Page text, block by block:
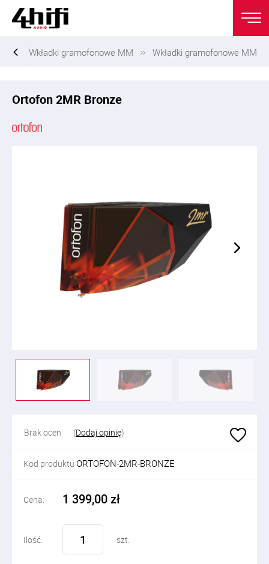
Wkładki gramofonowe MM Wkładki gramofonowe MM
Ortofon 2MR Bronze
Brak ocen (Dodaj opinię)
Kod produktu ORTOFON-2MR-BRONZE
Cena: 1 399,00 zł
Ilość: szt.